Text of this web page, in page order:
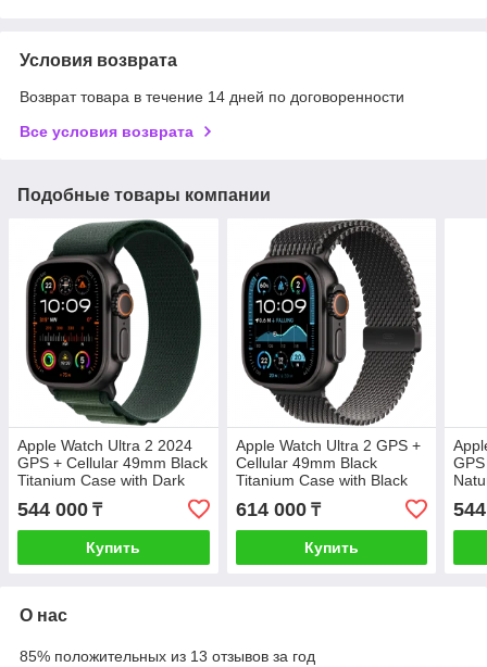
Условия возврата
Возврат товара в течение 14 дней по договоренности
Все условия возврата
Подобные товары компании
Apple Watch Ultra 2 2024
GPS + Cellular 49mm Black
Titanium Case with Dark
Green Alpine Loop -
Large,Model A2986
(MX4T3GK/A)
544 000 ₸
Купить
Apple Watch Ultra 2 GPS +
Cellular 49mm Black
Titanium Case with Black
Titanium Milanese Loop -
M,Model A2986
(MX5U3GK/A)
614 000₸
Купить
О нас
85% положительных из 13 отзывов за год